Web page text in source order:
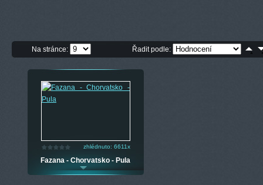
Na stránce: Řadit podle:
zhlédnuto: 6611x
Fazana - Chorvatsko - Pula